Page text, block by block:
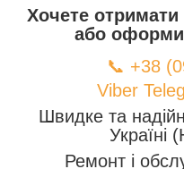
Хочете отримати
або
📞 +38
Viber
Швидке та
Україні
Ремонт і